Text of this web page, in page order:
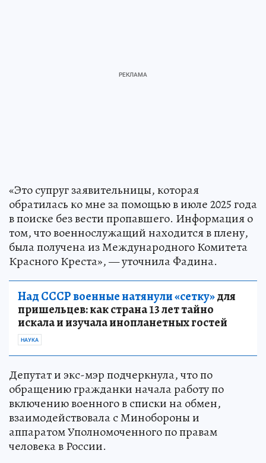
«Это супруг заявительницы, которая
обратилась ко мне за помощью в июле 2025 года
в поиске без вести пропавшего. Информация о
том, что военнослужащий находится в плену,
была получена из Международного Комитета
Красного Креста», — уточнила Фадина.
Над СССР военные натянули «сетку»для
пришельцев: как страна 13 лет тайно
искала и изучала инопланетных гостей
НАУКА
Депутат и экс-мэр подчеркнула, что по
обращению гражданки начала работу по
включению военного в списки на обмен,
взаимодействовала с Минобороны и
аппаратом Уполномоченного по правам
человека в России.